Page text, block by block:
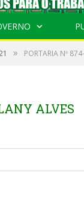
» PORTARIA Nº
ALVES